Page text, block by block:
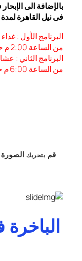
بالإضافة الى
فى نيل القاهرة
البرنامج الأول :
من الساعة 2:00 م حتى 5:00 م
البرنامج الثاني :
من الساعة 6:00 م حتى 9:00 م
قم بتحريك الصورة